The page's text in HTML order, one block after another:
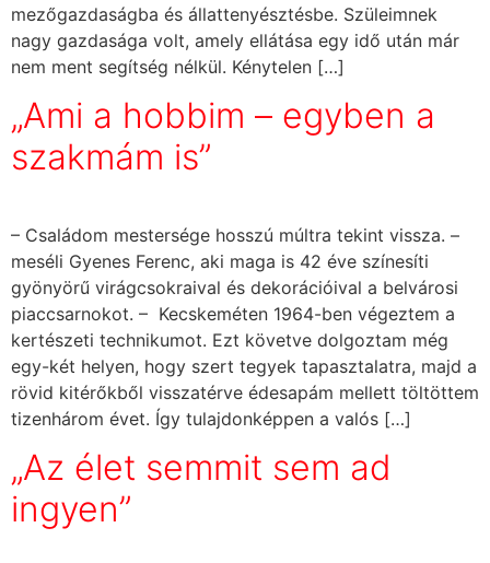
mezőgazdaságba és állattenyésztésbe. Szüleimnek
nagy gazdasága volt, amely ellátása egy idő után már
nem ment segítség nélkül. Kénytelen […]
„Ami a hobbim – egyben a
szakmám is”
– Családom mestersége hosszú múltra tekint vissza. –
meséli Gyenes Ferenc, aki maga is 42 éve színesíti
gyönyörű virágcsokraival és dekorációival a belvárosi
piaccsarnokot. – Kecskeméten 1964-ben végeztem a
kertészeti technikumot. Ezt követve dolgoztam még
egy-két helyen, hogy szert tegyek tapasztalatra, majd a
rövid kitérőkből visszatérve édesapám mellett töltöttem
tizenhárom évet. Így tulajdonképpen a valós […]
„Az élet semmit sem ad
ingyen”